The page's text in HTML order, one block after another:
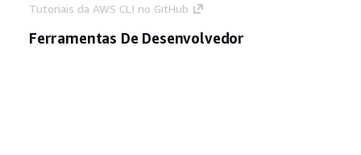
Tutoriais da AWS CLI no GitHub
Ferramentas De Desenvolvedor